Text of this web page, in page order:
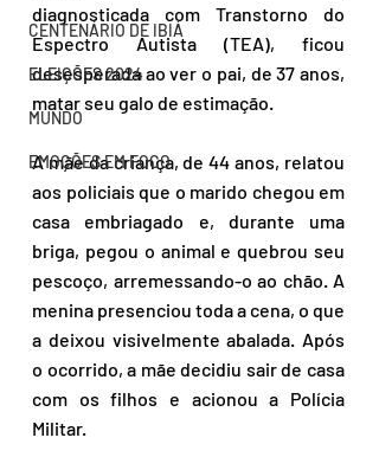
CENTENÁRIO DE IBIÁ
ELEIÇÕES 2024
MUNDO
EMOÇÕES EM FOCO
diagnosticada com Transtorno do
Espectro Autista (TEA), ficou
desesperada ao ver o pai, de 37 anos,
matar seu galo de estimação.
A mãe da criança, de 44 anos, relatou
aos policiais que o marido chegou em
casa embriagado e, durante uma
briga, pegou o animal e quebrou seu
pescoço, arremessando-o ao chão. A
menina presenciou toda a cena, o que
a deixou visivelmente abalada. Após
o ocorrido, a mãe decidiu sair de casa
com os filhos e acionou a Polícia
Militar.